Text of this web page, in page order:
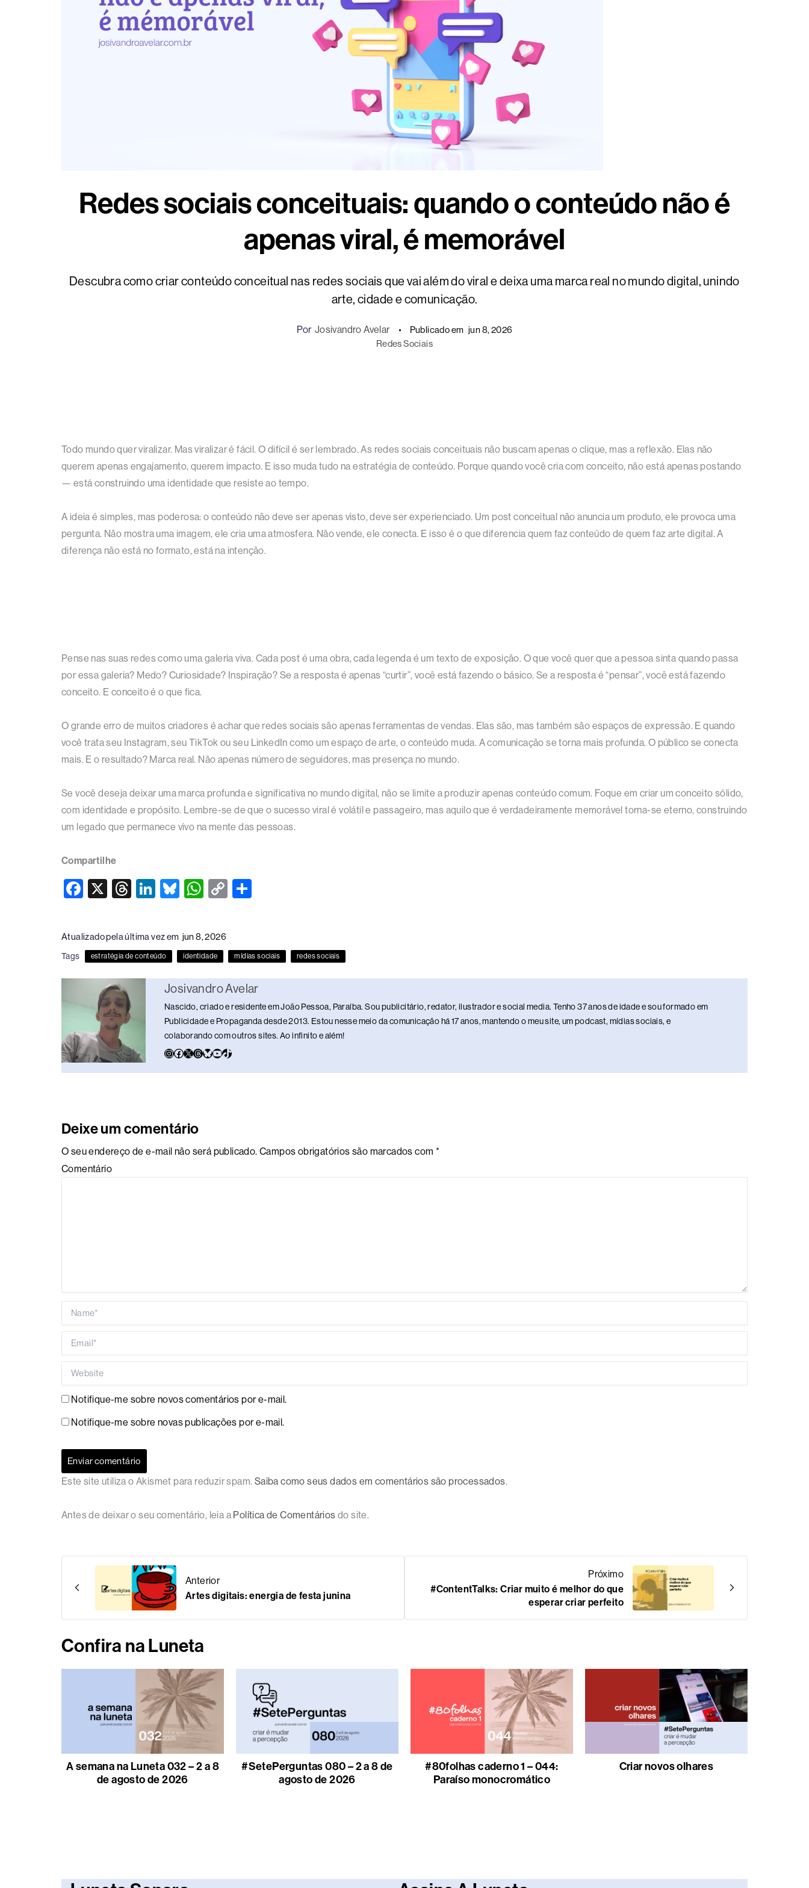
Redes sociais conceituais: quando o conteúdo não é
apenas viral, é memorável
Descubra como criar conteúdo conceitual nas redes sociais que vai além do viral e deixa uma marca real no mundo digital, unindo
arte, cidade e comunicação.
Por Josivandro Avelar Publicado em jun 8, 2026
Redes Sociais
Todo mundo quer viralizar. Mas viralizar é fácil. O difícil é ser lembrado. As redes sociais conceituais não buscam apenas o clique, mas a reflexão. Elas não
querem apenas engajamento, querem impacto. E isso muda tudo na estratégia de conteúdo. Porque quando você cria com conceito, não está apenas postando
— está construindo uma identidade que resiste ao tempo.
A ideia é simples, mas poderosa: o conteúdo não deve ser apenas visto, deve ser experienciado. Um post conceitual não anuncia um produto, ele provoca uma
pergunta. Não mostra uma imagem, ele cria uma atmosfera. Não vende, ele conecta. E isso é o que diferencia quem faz conteúdo de quem faz arte digital. A
diferença não está no formato, está na intenção.
Pense nas suas redes como uma galeria viva. Cada post é uma obra, cada legenda é um texto de exposição. O que você quer que a pessoa sinta quando passa
por essa galeria? Medo? Curiosidade? Inspiração? Se a resposta é apenas “curtir”, você está fazendo o básico. Se a resposta é “pensar”, você está fazendo
conceito. E conceito é o que fica.
O grande erro de muitos criadores é achar que redes sociais são apenas ferramentas de vendas. Elas são, mas também são espaços de expressão. E quando
você trata seu Instagram, seu TikTok ou seu LinkedIn como um espaço de arte, o conteúdo muda. A comunicação se torna mais profunda. O público se conecta
mais. E o resultado? Marca real. Não apenas número de seguidores, mas presença no mundo.
Se você deseja deixar uma marca profunda e significativa no mundo digital, não se limite a produzir apenas conteúdo comum. Foque em criar um conceito sólido,
com identidade e propósito. Lembre-se de que o sucesso viral é volátil e passageiro, mas aquilo que é verdadeiramente memorável torna-se eterno, construindo
um legado que permanece vivo na mente das pessoas.
Compartilhe
F
e
b
o
o
X
T
a
d
s
Li
e
dI
n
Bl
sk
y
W
s
A
p
p
C
y
Li
n
k
e
Atualizado pela última vez em jun 8, 2026
Tags estratégia de conteúdo identidade mídias sociais redes sociais
Josivandro Avelar
Nascido, criado e residente em João Pessoa, Paraíba. Sou publicitário, redator, ilustrador e social media. Tenho 37 anos de idade e sou formado em
Publicidade e Propaganda desde 2013. Estou nesse meio da comunicação há 17 anos, mantendo o meu site, um podcast, mídias sociais, e
colaborando com outros sites. Ao infinito e além!
Deixe um comentário
O seu endereço de e-mail não será publicado. Campos obrigatórios são marcados com *
Comentário
Notifique-me sobre novos comentários por e-mail.
Notifique-me sobre novas publicações por e-mail.
Este site utiliza o Akismet para reduzir spam. Saiba como seus dados em comentários são processados.
Antes de deixar o seu comentário, leia a Política de Comentários do site.
Anterior
Artes digitais: energia de festa junina
Próximo
#ContentTalks: Criar muito é melhor do que
esperar criar perfeito
Confira na Luneta
A semana na Luneta 032 – 2 a 8
de agosto de 2026
#SetePerguntas 080 – 2 a 8 de
agosto de 2026
#80folhas caderno 1 – 044:
Paraíso monocromático
Criar novos olhares